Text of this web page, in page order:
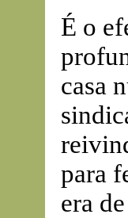
É o
casa
para
era